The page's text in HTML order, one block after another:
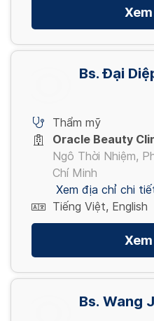
Bs. Đại
Thẩm mỹ
Oracle Beauty
Ngô Thời Nhiệm,
Chí Minh
Xem địa chỉ chi
Tiếng Việt, English
Bs. Wang